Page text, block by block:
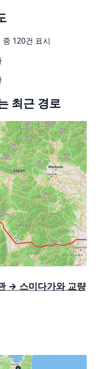
중 120건 표시
최근 경로
→ 스미다가와 교량